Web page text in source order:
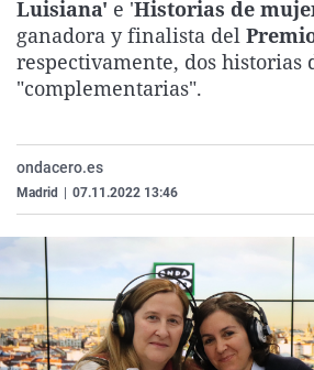
Luisiana' e 'Historias de
ganadora y finalista del
respectivamente, dos historias
"complementarias".
ondacero.es
Madrid 07.11.2022 13:46